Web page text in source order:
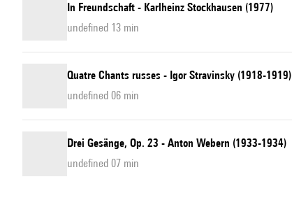
In Freundschaft - Karlheinz Stockhausen (1977)
undefined 13 min
Quatre Chants russes - Igor Stravinsky (1918-1919)
undefined 06 min
Drei Gesänge, Op. 23 - Anton Webern (1933-1934)
undefined 07 min